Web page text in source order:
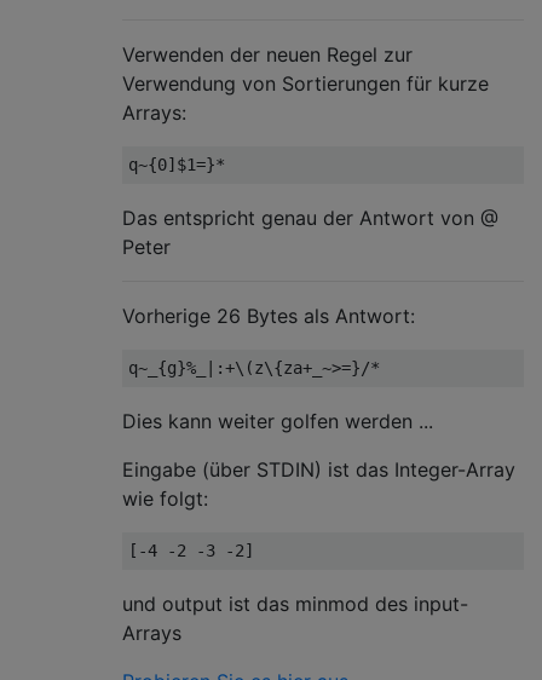
Verwenden der neuen Regel zur
Verwendung von Sortierungen für kurze
Arrays:
Das entspricht genau der Antwort von @
Peter
Vorherige 26 Bytes als Antwort:
Dies kann weiter golfen werden ...
Eingabe (über STDIN) ist das Integer-Array
wie folgt:
und output ist das minmod des input-
Arrays